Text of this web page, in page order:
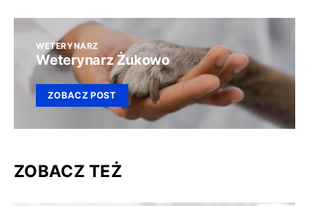
WETERYNARZ
Weterynarz Żukowo
ZOBACZ POST
ZOBACZ TEŻ